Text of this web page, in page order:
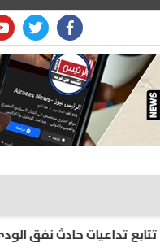
facebook
حادث نفق الودي